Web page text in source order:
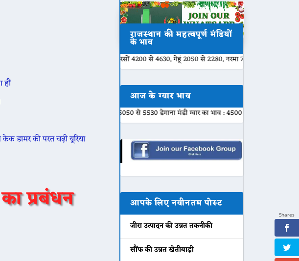
हौं
डामर की परत चढ़ी यूरिया
प्रबंधन
राजस्थान की महत्वपूर्ण मंडियों
के भाव
विजयनगर मंडी के भाव सरसों 4200 से 4630, गेहूं 2050 से 2280, नरमा 7500 से 7840, ग्वार 5100 से
आज के ग्वार भाव
मेड़ता मंडी ग्वार का भाव : 5050 से 5530 डेगाना मंडी ग्वार का भाव : 4500 से 5480 नागौर मंडी ग्वार का
आपके लिए नवीनतम पोस्ट
जीरा उत्पादन की उन्नत तकनीकी
सौंफ की उन्नत खेतीबाड़ी
Shares